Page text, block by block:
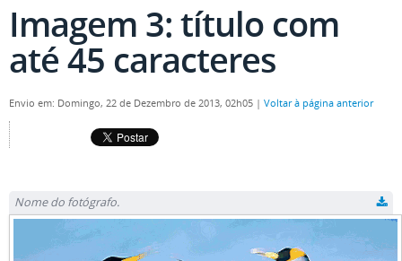
Imagem 3: título com
até 45 caracteres
Envio em: Domingo, 22 de Dezembro de 2013, 02h05 | Voltar à página anterior
Nome do fotógrafo.